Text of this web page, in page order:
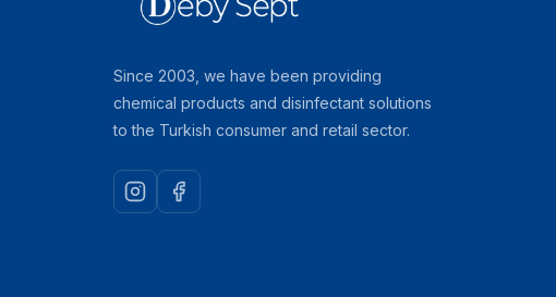
Since 2003, we have been providing
chemical products and disinfectant solutions
to the Turkish consumer and retail sector.